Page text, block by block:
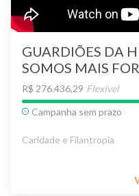
GUARDIÕES DA
SOMOS MAIS
R$ 276.436,29 Flexível
Campanha sem prazo
Caridade e Filantropia